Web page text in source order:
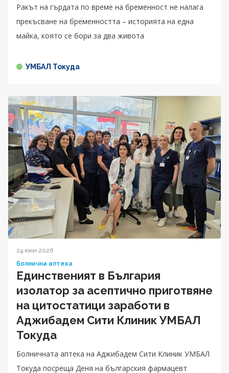
Ракът на гърдата по време на бременност не налага
прекъсване на бременността – историята на една
майка, която се бори за два живота
УМБАЛ Токуда
24 юни 2026
Болнична аптека
Единственият в България
изолатор за асептично приготвяне
на цитостатици заработи в
Аджибадем Сити Клиник УМБАЛ
Токуда
Болничната аптека на Аджибадем Сити Клиник УМБАЛ
Токуда посреща Деня на българския фармацевт